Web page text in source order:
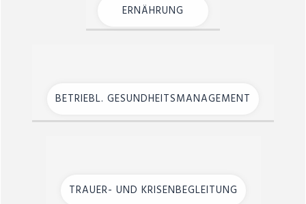
ERNÄHRUNG
BETRIEBL. GESUNDHEITSMANAGEMENT
TRAUER- UND KRISENBEGLEITUNG